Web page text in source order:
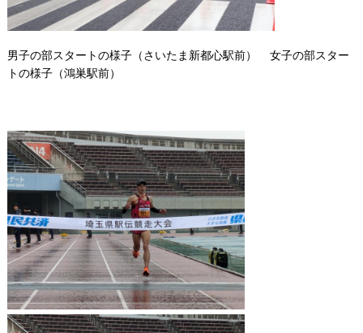
男子の部スタートの様子（さいたま新都心駅前） 女子の部スター
トの様子（鴻巣駅前）